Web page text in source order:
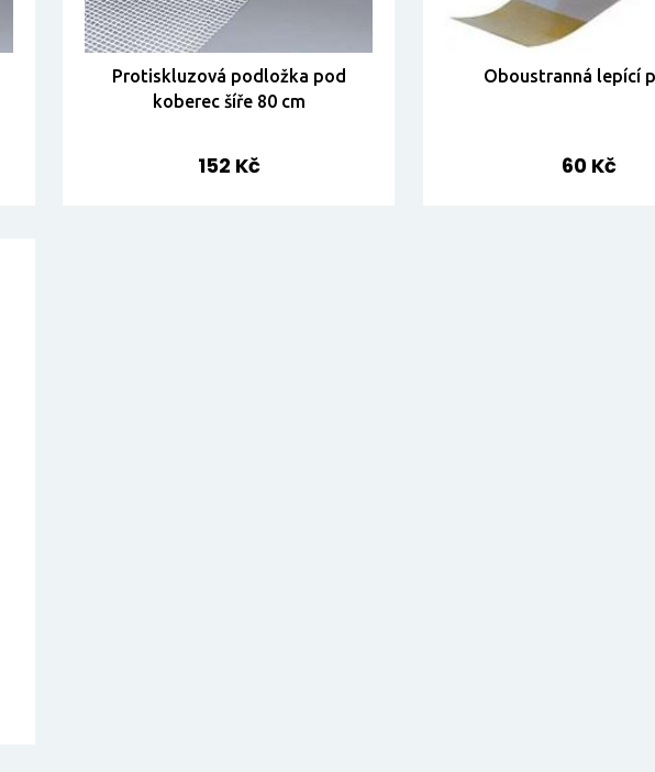
Protiskluzová podložka pod
koberec šíře 80 cm
152 Kč
Oboustranná lepící
60 Kč